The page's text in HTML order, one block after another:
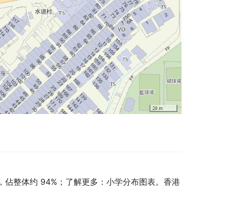
，佔整体约 94%；了解更多：小学分布图表。香港